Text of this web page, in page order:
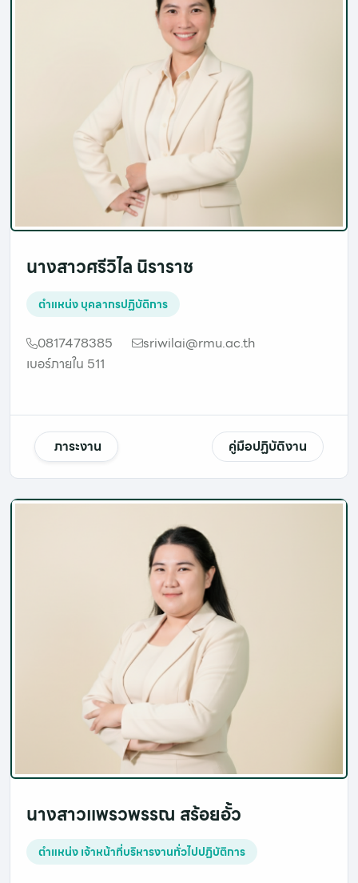
นางสาวศรีวิไล นิราราช
ตำแหน่งบุคลากรปฏิบัติการ
0817478385
sriwilai@rmu.ac.th
เบอร์ภายใน 511
ภาระงาน คู่มือปฏิบัติงาน
นางสาวแพรวพรรณ สร้อยอั้ว
ตำแหน่งเจ้าหน้าที่บริหารงานทั่วไปปฏิบัติการ